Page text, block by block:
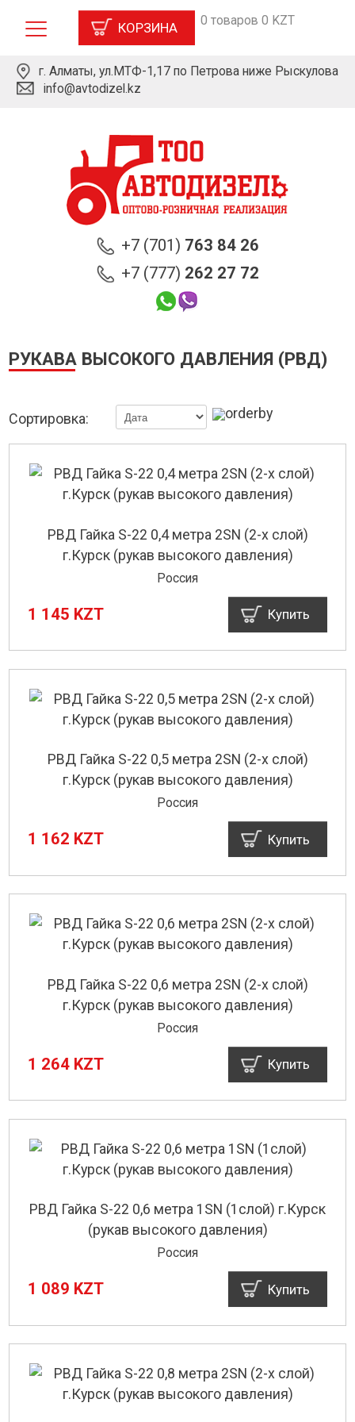
КОРЗИНА 0 товаров 0 KZT
г. Алматы, ул.МТФ-1,17 по Петрова ниже Рыскулова
info@avtodizel.kz
+7 (701) 763 84 26
+7 (777) 262 27 72
РУКАВА ВЫСОКОГО ДАВЛЕНИЯ (РВД)
Сортировка:
РВД Гайка S-22 0,4 метра 2SN (2-х слой)
г.Курск (рукав высокого давления)
Россия
1 145 KZT Купить
РВД Гайка S-22 0,5 метра 2SN (2-х слой)
г.Курск (рукав высокого давления)
Россия
1 162 KZT Купить
РВД Гайка S-22 0,6 метра 2SN (2-х слой)
г.Курск (рукав высокого давления)
Россия
1 264 KZT Купить
РВД Гайка S-22 0,6 метра 1SN (1слой) г.Курск
(рукав высокого давления)
Россия
1 089 KZT Купить